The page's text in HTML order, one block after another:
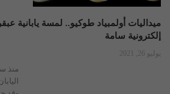
ميداليات أولمبياد طوكيو.. لمسة يابانية
إلكترونية سامة
يوليو 26, 2021
منذ